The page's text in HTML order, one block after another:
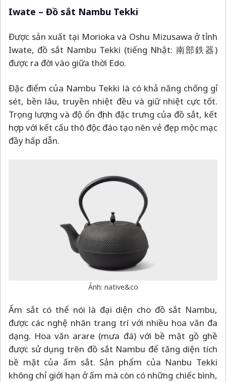
Iwate – Đồ sắt Nambu Tekki
Được sản xuất tại Morioka và Oshu Mizusawa ở tỉnh
Iwate, đồ sắt Nambu Tekki (tiếng Nhật: 南部鉄器)
được ra đời vào giữa thời Edo.
Đặc điểm của Nambu Tekki là có khả năng chống gỉ
sét, bền lâu, truyền nhiệt đều và giữ nhiệt cực tốt.
Trọng lượng và độ ổn định đặc trưng của đồ sắt, kết
hợp với kết cấu thô độc đáo tạo nên vẻ đẹp mộc mạc
đầy hấp dẫn.
Ảnh: native&co
Ấm sắt có thể nói là đại diện cho đồ sắt Nambu,
được các nghệ nhân trang trí với nhiều hoa văn đa
dạng. Hoa văn arare (mưa đá) với bề mặt gồ ghề
được sử dụng trên đồ sắt Nambu để tăng diện tích
bề mặt của ấm sắt. Sản phẩm của Nanbu Tekki
không chỉ giới hạn ở ấm mà còn có những chiếc bình,